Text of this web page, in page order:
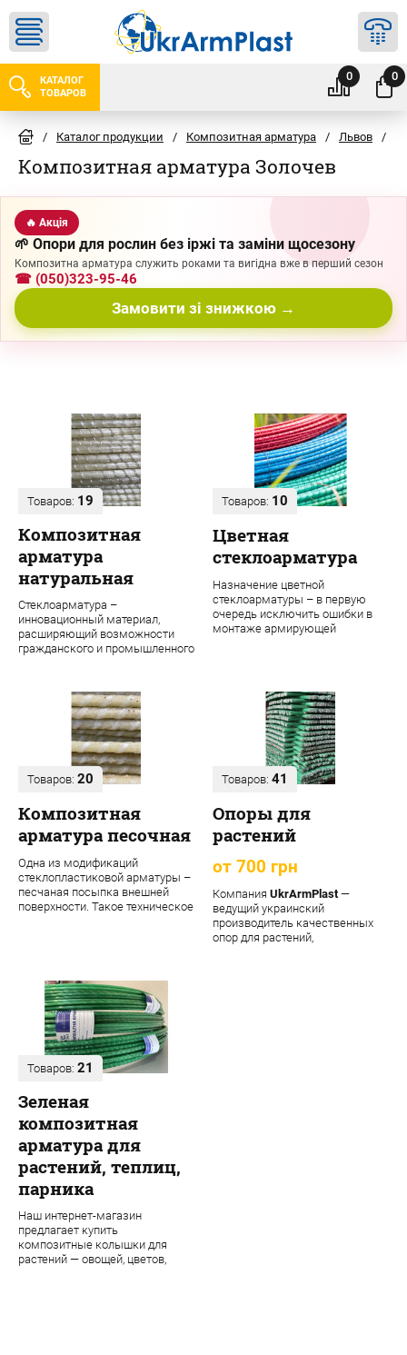
КАТАЛОГ
ТОВАРОВ
0 0
/ Каталог продукции / Композитная арматура / Львов /
Композитная арматура Золочев
🔥 Акція
🌱 Опори для рослин без іржі та заміни щосезону
Композитна арматура служить роками та вигідна вже в перший сезон
☎ (050)323-95-46
Замовити зі знижкою →
Товаров: 19
Композитная
арматура
натуральная
Стеклоарматура –
инновационный материал,
расширяющий возможности
гражданского и промышленного
Товаров: 10
Цветная
стеклоарматура
Назначение цветной
стеклоарматуры – в первую
очередь исключить ошибки в
монтаже армирующей
Товаров: 20
Композитная
арматура песочная
Одна из модификаций
стеклопластиковой арматуры –
песчаная посыпка внешней
поверхности. Такое техническое
Товаров: 41
Опоры для
растений
от 700 грн
Компания UkrArmPlast—
ведущий украинский
производитель качественных
опор для растений,
Товаров: 21
Зеленая
композитная
арматура для
растений, теплиц,
парника
Наш интернет-магазин
предлагает купить
композитные колышки для
растений — овощей, цветов,